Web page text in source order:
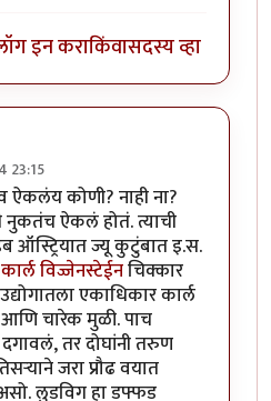
इन कराकिंवासदस्य व्हा
23:15
ऐकलंय कोणी? नाही ना?
नुकतंच ऐकलं होतं. त्याची
ऑस्ट्रियात ज्यू कुटुंबात इ.स.
कार्ल विज्जेनस्टेईनचिक्कार
एकाधिकार कार्ल
चारेक मुळी. पाच
तर दोघांनी तरुण
जरा प्रौढ वयात
लुडविग हा डफ्फड